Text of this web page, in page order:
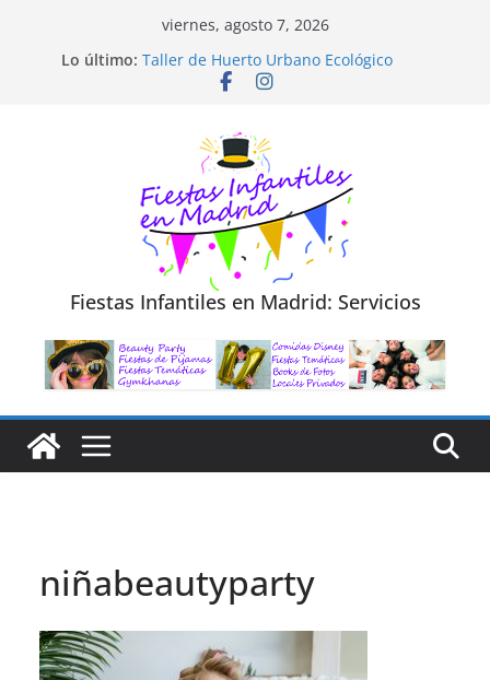
viernes, agosto 7, 2026
Lo último: Taller de Huerto Urbano Ecológico
TALLER FOTOGRAFÍA LA NATURALEZA
Diseño de Moda y Reciclaje de Prendas
Fiestas Infantiles en Madrid: Servicios
niñabeautyparty